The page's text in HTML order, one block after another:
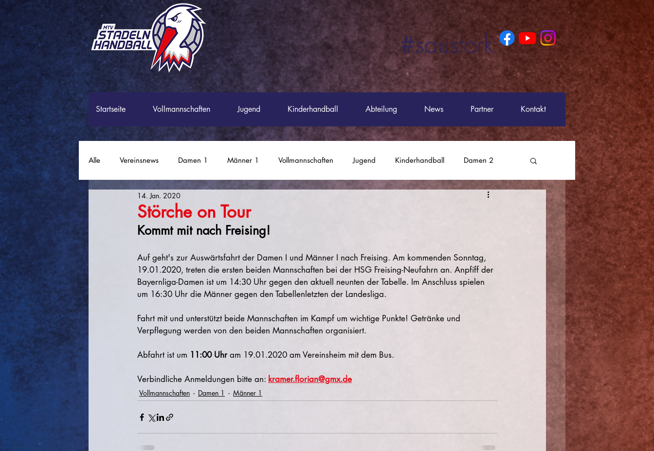
#saustork
#saustork
Startseite Vollmannschaften Jugend Kinderhandball Abteilung News Partner Kontakt
Alle Vereinsnews Damen 1 Männer 1 Vollmannschaften Jugend Kinderhandball Damen 2
Männer 2 Männer 3
Störche on Tour
14. Jan. 2020
Kommt mit nach Freising!
Auf geht's zur Auswärtsfahrt der Damen I und Männer I nach Freising. Am kommenden Sonntag,
19.01.2020, treten die ersten beiden Mannschaften bei der HSG Freising-Neufahrn an. Anpfiff der
Bayernliga-Damen ist um 14:30 Uhr gegen den aktuell neunten der Tabelle. Im Anschluss spielen
um 16:30 Uhr die Männer gegen den Tabellenletzten der Landesliga.
Fahrt mit und unterstützt beide Mannschaften im Kampf um wichtige Punkte! Getränke und
Verpflegung werden von den beiden Mannschaften organisiert.
Abfahrt ist um 11:00 Uhr am 19.01.2020 am Vereinsheim mit dem Bus.
Verbindliche Anmeldungen bitte an: kramer.florian@gmx.de
Vollmannschaften Damen 1 Männer 1